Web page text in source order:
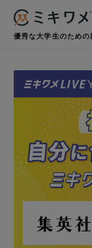
優秀な大学生のため